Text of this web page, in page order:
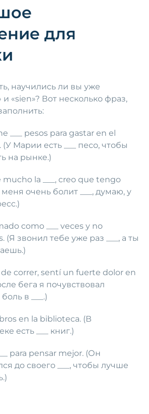
для
научились ли вы уже
и «sien»? Вот несколько фраз,
___ pesos para gastar en el
(У Марии есть ___ песо, чтобы
на рынке.)
mucho la ___, creo que tengo
очень болит ___, думаю, у
como ___ veces y no
(Я звонил тебе уже раз ___, а ты
correr, sentí un fuerte dolor en
бега я почувствовал
в ___.)
en la biblioteca. (В
есть ___ книг.)
para pensar mejor. (Он
до своего ___, чтобы лучше